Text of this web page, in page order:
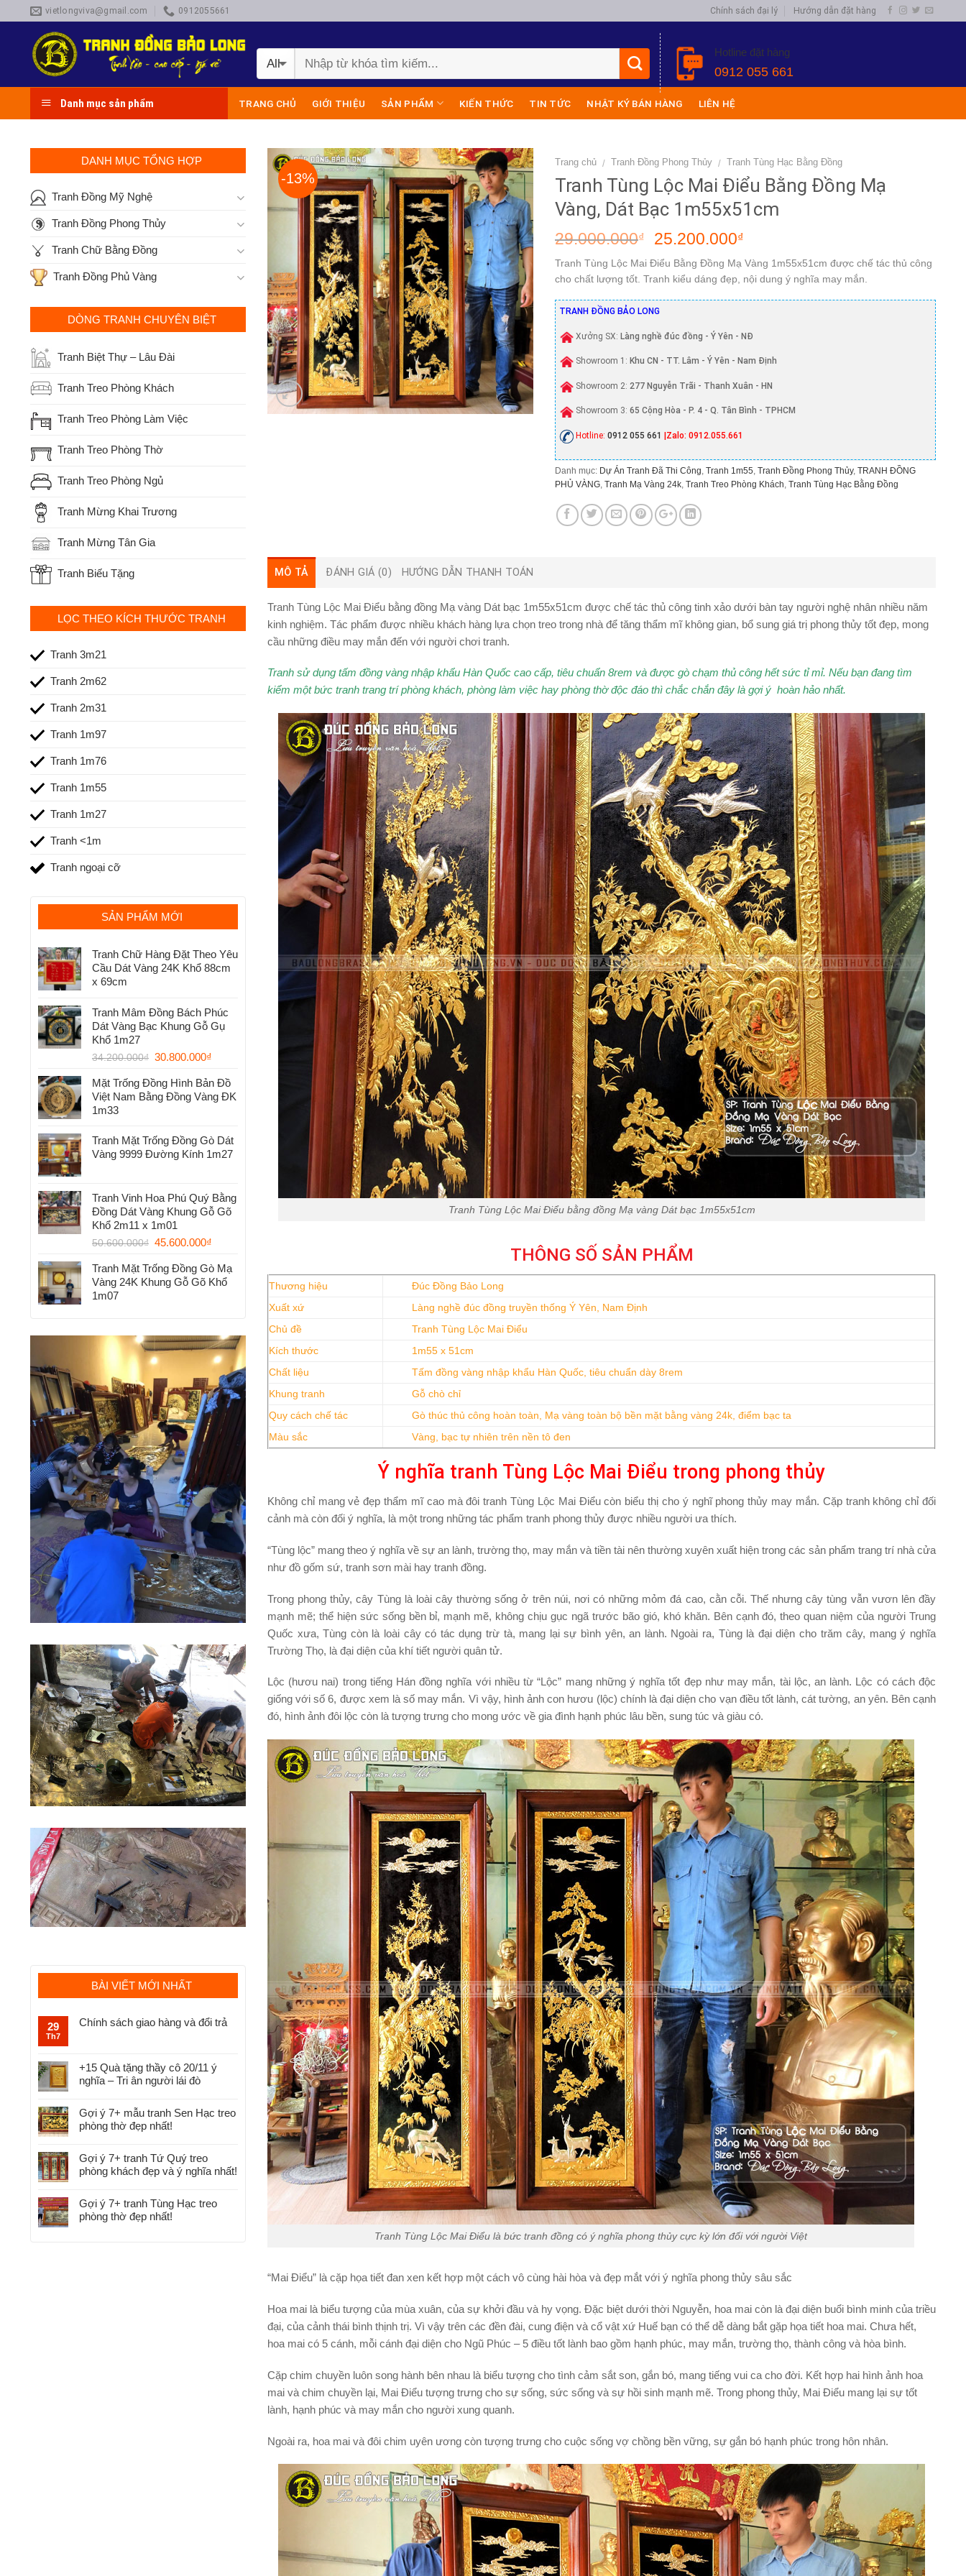
to
vietlongviva@gmail.com 0912055661 Chính sách đại lý Hướng dẫn đặt hàng
Hotline đặt hàng
0912 055 661
Danh mục sản phẩm TRANG CHỦ GIỚI THIỆU SẢN PHẨM KIẾN THỨC TIN TỨC NHẬT KÝ BÁN HÀNG LIÊN HỆ
-13%
Trang chủ / Tranh Đồng Phong Thủy / Tranh Tùng Hạc Bằng Đồng
Tranh Tùng Lộc Mai Điểu Bằng Đồng Mạ
Vàng, Dát Bạc 1m55x51cm
29.000.000₫ 25.200.000₫
Tranh Tùng Lộc Mai Điểu Bằng Đồng Mạ Vàng 1m55x51cm được chế tác thủ công
cho chất lượng tốt. Tranh kiểu dáng đẹp, nội dung ý nghĩa may mắn.
TRANH ĐỒNG BẢO LONG
Xưởng SX: Làng nghề đúc đồng - Ý Yên - NĐ
Showroom 1: Khu CN - TT. Lâm - Ý Yên - Nam Định
Showroom 2: 277 Nguyễn Trãi - Thanh Xuân - HN
Showroom 3: 65 Cộng Hòa - P. 4 - Q. Tân Bình - TPHCM
Hotline: 0912 055 661 |Zalo: 0912.055.661
Danh mục: Dự Án Tranh Đã Thi Công Tranh 1m55 Tranh Đồng Phong Thủy, TRANH ĐỒNG
PHỦ VÀNG Tranh Mạ Vàng 24k Tranh Treo Phòng Khách Tranh Tùng Hạc Bằng Đồng
MÔ TẢ ĐÁNH GIÁ (0) HƯỚNG DẪN THANH TOÁN
Tranh Tùng Lộc Mai Điểu bằng đồng Mạ vàng Dát bạc 1m55x51cm được chế tác thủ công tinh xảo dưới bàn tay người nghệ nhân nhiều năm
kinh nghiệm. Tác phẩm được nhiều khách hàng lựa chọn treo trong nhà để tăng thẩm mĩ không gian, bổ sung giá trị phong thủy tốt đẹp, mong
cầu những điều may mắn đến với người chơi tranh.
Tranh sử dụng tấm đồng vàng nhập khẩu Hàn Quốc cao cấp, tiêu chuẩn 8rem và được gò chạm thủ công hết sức tỉ mỉ. Nếu bạn đang tìm
kiểm một bức tranh trang trí phòng khách, phòng làm việc hay phòng thờ độc đáo thì chắc chắn đây là gợi ý hoàn hảo nhất.
Tranh Tùng Lộc Mai Điểu bằng đồng Mạ vàng Dát bạc 1m55x51cm
THÔNG SỐ SẢN PHẨM
Thương hiệu
Đúc Đồng Bảo Long
Xuất xứ
Làng nghề đúc đồng truyền thống Ý Yên, Nam Định
Chủ đề
Tranh Tùng Lộc Mai Điểu
Kích thước
1m55 x 51cm
Chất liệu
Tấm đồng vàng nhập khẩu Hàn Quốc, tiêu chuẩn dày 8rem
Khung tranh
Gỗ chò chỉ
Quy cách chế tác
Gò thúc thủ công hoàn toàn, Mạ vàng toàn bộ bền mặt bằng vàng 24k, điểm bạc ta
Màu sắc
Vàng, bạc tự nhiên trên nền tô đen
Ý nghĩa tranh Tùng Lộc Mai Điểu trong phong thủy
Không chỉ mang vẻ đẹp thẩm mĩ cao mà đôi tranh Tùng Lộc Mai Điểu còn biểu thị cho ý nghĩ phong thủy may mắn. Cặp tranh không chỉ đối
cảnh mà còn đối ý nghĩa, là một trong những tác phẩm tranh phong thủy được nhiều người ưa thích.
“Tùng lộc” mang theo ý nghĩa về sự an lành, trường thọ, may mắn và tiền tài nên thường xuyên xuất hiện trong các sản phẩm trang trí nhà cửa
như đồ gốm sứ, tranh sơn mài hay tranh đồng.
Trong phong thủy, cây Tùng là loài cây thường sống ở trên núi, nơi có những mỏm đá cao, cằn cỗi. Thế nhưng cây tùng vẫn vươn lên đầy
mạnh mẽ; thể hiện sức sống bền bỉ, mạnh mẽ, không chịu gục ngã trước bão gió, khó khăn. Bên cạnh đó, theo quan niệm của người Trung
Quốc xưa, Tùng còn là loài cây có tác dụng trừ tà, mang lại sự bình yên, an lành. Ngoài ra, Tùng là đại diện cho trăm cây, mang ý nghĩa
Trường Thọ, là đại diện của khí tiết người quân tử.
Lộc (hươu nai) trong tiếng Hán đồng nghĩa với nhiều từ “Lộc” mang những ý nghĩa tốt đẹp như may mắn, tài lộc, an lành. Lộc có cách độc
giống với số 6, được xem là số may mắn. Vì vậy, hình ảnh con hươu (lộc) chính là đại diện cho vạn điều tốt lành, cát tường, an yên. Bên cạnh
đó, hình ảnh đôi lộc còn là tượng trưng cho mong ước về gia đình hạnh phúc lâu bền, sung túc và giàu có.
Tranh Tùng Lộc Mai Điểu là bức tranh đồng có ý nghĩa phong thủy cực kỳ lớn đối với người Việt
“Mai Điểu” là cặp họa tiết đan xen kết hợp một cách vô cùng hài hòa và đẹp mắt với ý nghĩa phong thủy sâu sắc
Hoa mai là biểu tượng của mùa xuân, của sự khởi đầu và hy vọng. Đặc biệt dưới thời Nguyễn, hoa mai còn là đại diện buổi bình minh của triều
đại, của cảnh thái bình thịnh trị. Vì vậy trên các đền đài, cung điện và cổ vật xứ Huế bạn có thể dễ dàng bắt gặp họa tiết hoa mai. Chưa hết,
hoa mai có 5 cánh, mỗi cánh đại diện cho Ngũ Phúc – 5 điều tốt lành bao gồm hạnh phúc, may mắn, trường thọ, thành công và hòa bình.
Cặp chim chuyền luôn song hành bên nhau là biểu tượng cho tình cảm sắt son, gắn bó, mang tiếng vui ca cho đời. Kết hợp hai hình ảnh hoa
mai và chim chuyền lại, Mai Điểu tượng trưng cho sự sống, sức sống và sự hồi sinh mạnh mẽ. Trong phong thủy, Mai Điểu mang lại sự tốt
lành, hạnh phúc và may mắn cho người xung quanh.
Ngoài ra, hoa mai và đôi chim uyên ương còn tượng trưng cho cuộc sống vợ chồng bền vững, sự gắn bó hạnh phúc trong hôn nhân.
DANH MỤC TỔNG HỢP
Tranh Đồng Mỹ Nghệ
Tranh Đồng Phong Thủy
Tranh Chữ Bằng Đồng
Tranh Đồng Phủ Vàng
DÒNG TRANH CHUYÊN BIỆT
Tranh Biệt Thự – Lâu Đài
Tranh Treo Phòng Khách
Tranh Treo Phòng Làm Việc
Tranh Treo Phòng Thờ
Tranh Treo Phòng Ngủ
Tranh Mừng Khai Trương
Tranh Mừng Tân Gia
Tranh Biếu Tặng
LỌC THEO KÍCH THƯỚC TRANH
Tranh 3m21
Tranh 2m62
Tranh 2m31
Tranh 1m97
Tranh 1m76
Tranh 1m55
Tranh 1m27
Tranh <1m
Tranh ngoại cỡ
SẢN PHẨM MỚI
Tranh Chữ Hàng Đặt Theo Yêu
Cầu Dát Vàng 24K Khổ 88cm
x 69cm
Tranh Mâm Đồng Bách Phúc
Dát Vàng Bạc Khung Gỗ Gụ
Khổ 1m27
34.200.000₫ 30.800.000₫
Mặt Trống Đồng Hình Bản Đồ
Việt Nam Bằng Đồng Vàng ĐK
1m33
Tranh Mặt Trống Đồng Gò Dát
Vàng 9999 Đường Kính 1m27
Tranh Vinh Hoa Phú Quý Bằng
Đồng Dát Vàng Khung Gỗ Gõ
Khổ 2m11 x 1m01
50.600.000₫ 45.600.000₫
Tranh Mặt Trống Đồng Gò Mạ
Vàng 24K Khung Gỗ Gõ Khổ
1m07
BÀI VIẾT MỚI NHẤT
29
Th7
Chính sách giao hàng và đổi trả
+15 Quà tặng thầy cô 20/11 ý
nghĩa – Tri ân người lái đò
Gợi ý 7+ mẫu tranh Sen Hạc treo
phòng thờ đẹp nhất!
Gợi ý 7+ tranh Tứ Quý treo
phòng khách đẹp và ý nghĩa nhất!
Gợi ý 7+ tranh Tùng Hạc treo
phòng thờ đẹp nhất!